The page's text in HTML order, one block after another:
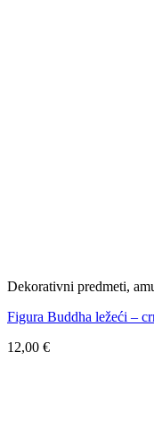
Dekorativni predmeti,
Figura Buddha ležeći –
12,00 €